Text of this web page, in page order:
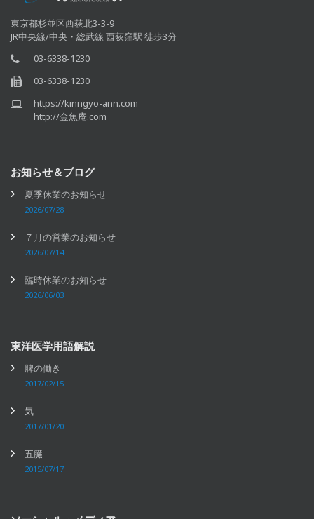
東京都杉並区西荻北3-3-9
JR中央線/中央・総武線 西荻窪駅 徒歩3分
03-6338-1230
03-6338-1230
https://kinngyo-ann.com
http://金魚庵.com
お知らせ＆ブログ
夏季休業のお知らせ
2026/07/28
７月の営業のお知らせ
2026/07/14
臨時休業のお知らせ
2026/06/03
東洋医学用語解説
脾の働き
2017/02/15
気
2017/01/20
五臓
2015/07/17